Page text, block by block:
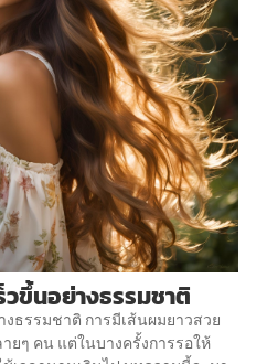
วขึ้นอย่างธรรมชาติ
ธรรมชาติ การมีเส้นผมยาวสวย
ยๆ คน แต่ในบางครั้งการรอให้